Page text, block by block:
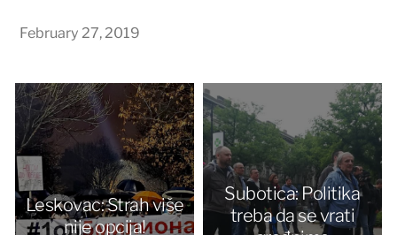
February 27, 2019
Leskovac: Strah više
nije opcija!
Subotica: Politika
treba da se vrati